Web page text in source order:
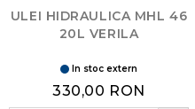
ULEI HIDRAULICA MHL 46
20L VERILA
In stoc extern
330,00 RON